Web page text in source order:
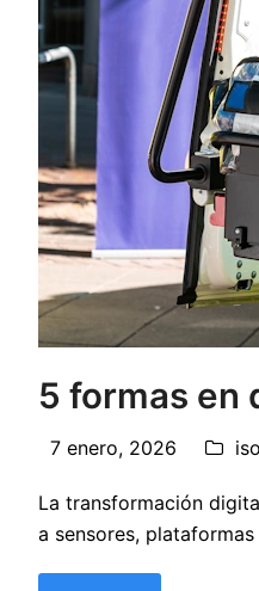
5 formas en
7 enero, 2026
La transformación
a sensores,